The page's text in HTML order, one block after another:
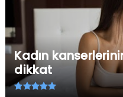
Kadın
dikkat